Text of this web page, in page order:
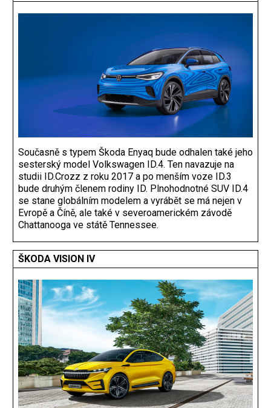
Současně s typem Škoda Enyaq bude odhalen také jeho
sesterský model Volkswagen ID.4. Ten navazuje na
studii ID.Crozz z roku 2017 a po menším voze ID.3
bude druhým členem rodiny ID. Plnohodnotné SUV ID.4
se stane globálním modelem a vyrábět se má nejen v
Evropě a Číně, ale také v severoamerickém závodě
Chattanooga ve státě Tennessee.
ŠKODA VISION IV